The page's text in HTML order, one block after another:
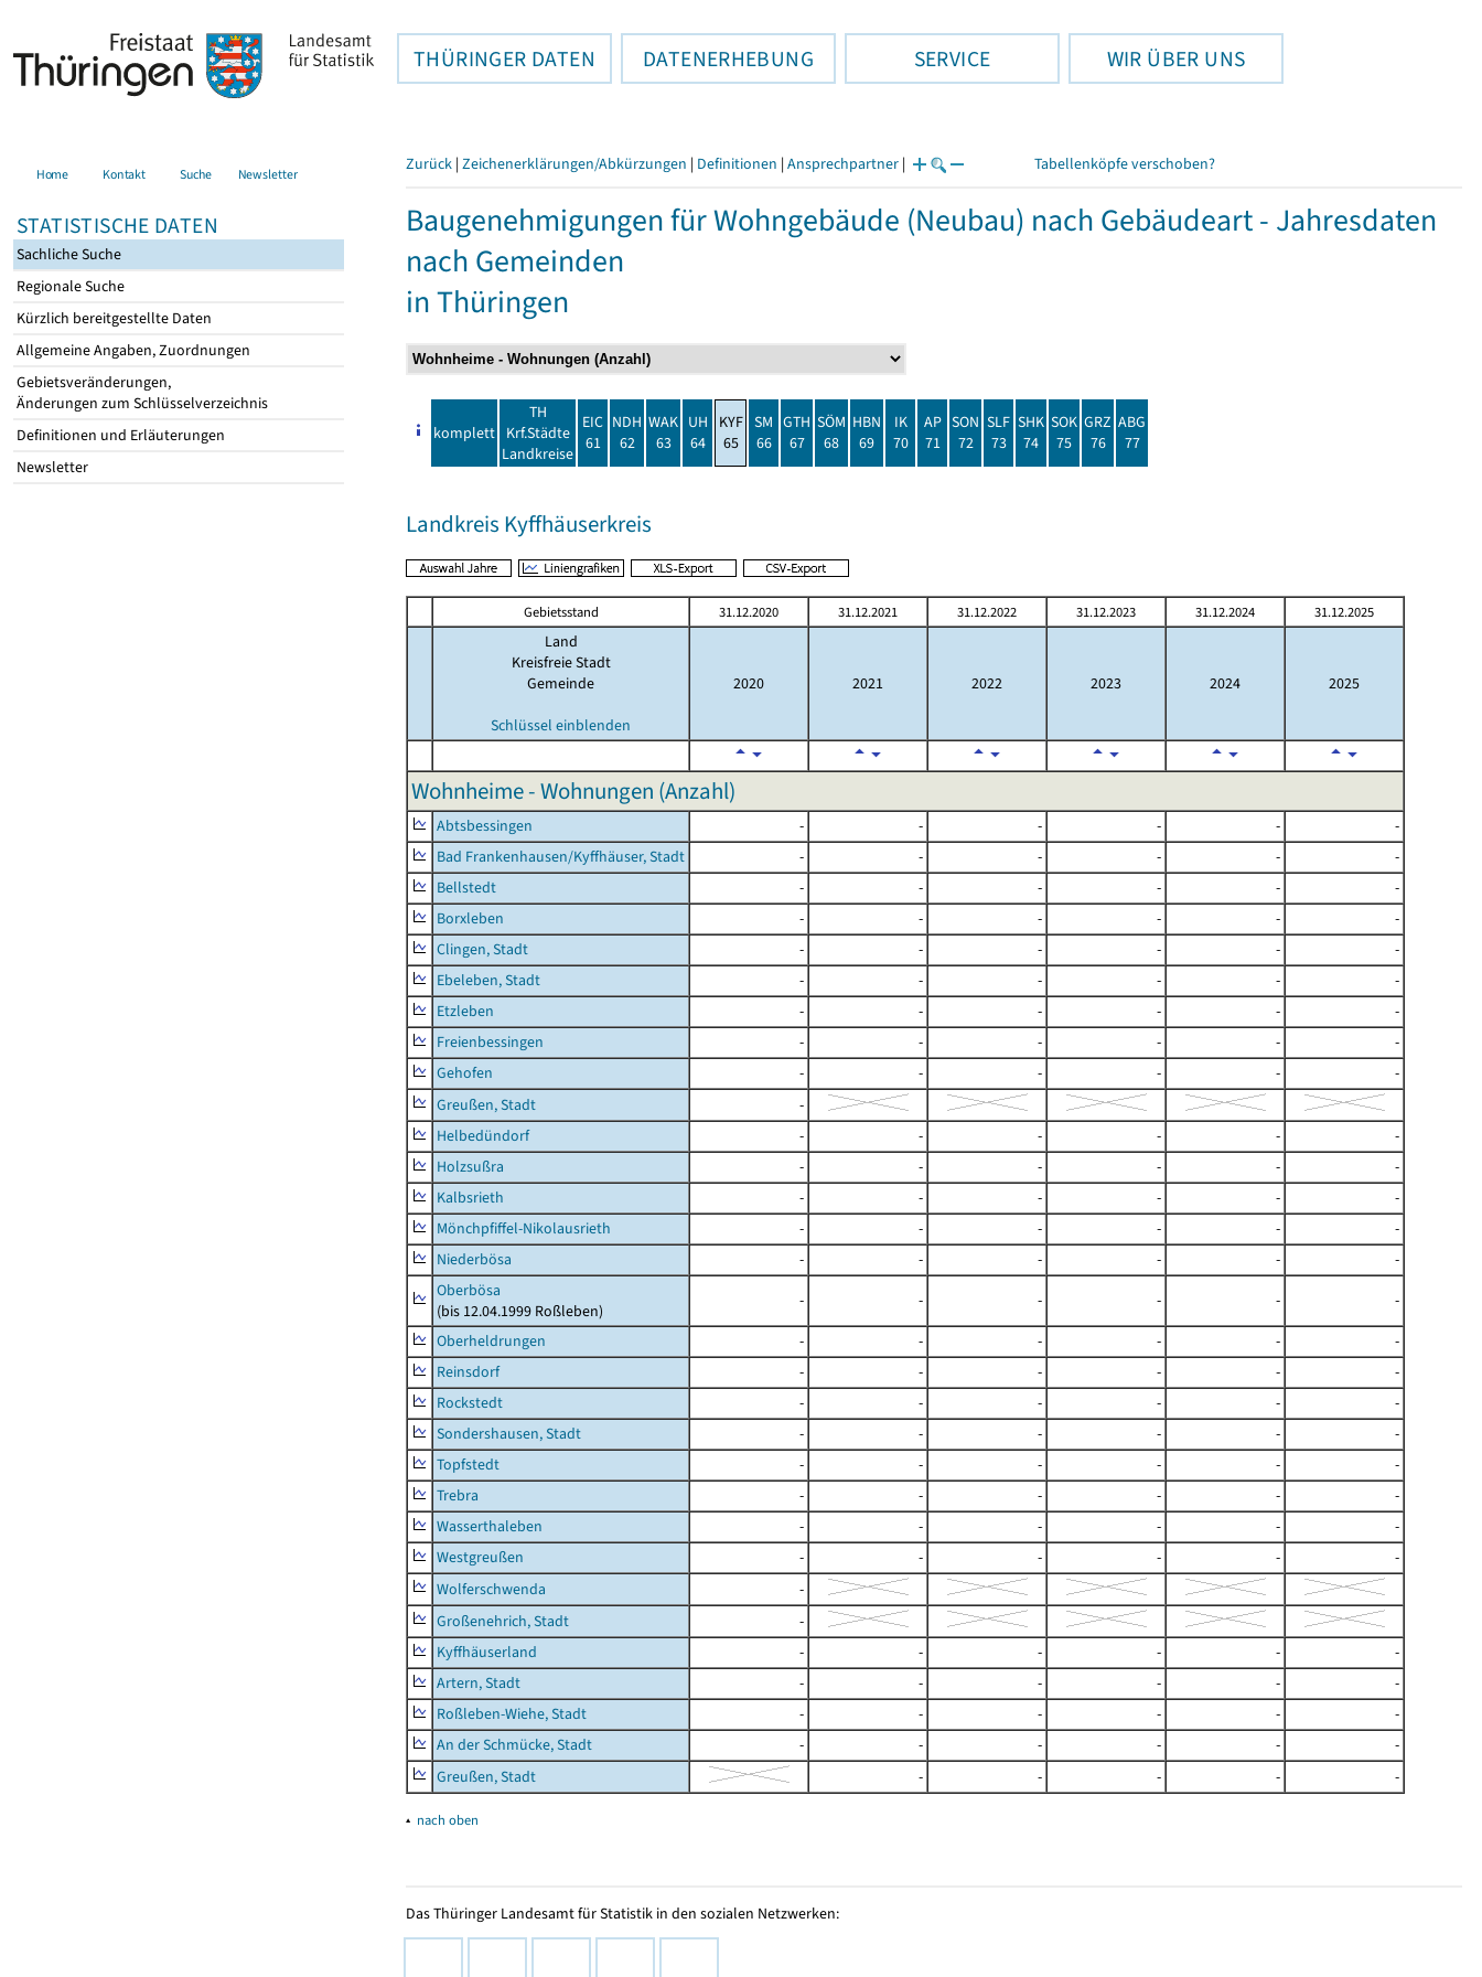
THÜRINGER DATEN DATENERHEBUNG SERVICE WIR ÜBER UNS
Home Kontakt Suche Newsletter
STATISTISCHE DATEN
Sachliche Suche
Regionale Suche
Kürzlich bereitgestellte Daten
Allgemeine Angaben, Zuordnungen
Gebietsveränderungen,
Änderungen zum Schlüsselverzeichnis
Definitionen und Erläuterungen
Newsletter
Zurück | Zeichenerklärungen/Abkürzungen | Definitionen | Ansprechpartner | Tabellenköpfe verschoben?
Baugenehmigungen für Wohngebäude (Neubau) nach Gebäudeart - Jahresdaten
nach Gemeinden
in Thüringen
komplett
TH
Krf.Städte
Landkreise
EIC
61
NDH
62
WAK
63
UH
64
KYF
65
SM
66
GTH
67
SÖM
68
HBN
69
IK
70
AP
71
SON
72
SLF
73
SHK
74
SOK
75
GRZ
76
ABG
77
Landkreis Kyffhäuserkreis
Gebietsstand 31.12.2020 31.12.2021 31.12.2022 31.12.2023 31.12.2024 31.12.2025
Land
Kreisfreie Stadt
Gemeinde
Schlüssel einblenden
2020 2021 2022 2023 2024 2025
Wohnheime - Wohnungen (Anzahl)
Abtsbessingen - - - - -
-
Bad Frankenhausen/Kyffhäuser, Stadt
- - - - -
-
Bellstedt
- - - - -
-
Borxleben
- - - - -
-
Clingen, Stadt
- - - - -
-
Ebeleben, Stadt
- - - - -
-
Etzleben
- - - - -
-
Freienbessingen
- - - - -
-
Gehofen
- - - - -
-
Greußen, Stadt
-
Helbedündorf
- - - - -
-
Holzsußra
- - - - -
-
Kalbsrieth
- - - - -
-
Mönchpfiffel-Nikolausrieth
- - - - -
-
Niederbösa
- - - - -
-
Oberbösa
(bis 12.04.1999 Roßleben)
- - - - -
-
Oberheldrungen
- - - - -
-
Reinsdorf
- - - - -
-
Rockstedt
- - - - -
-
Sondershausen, Stadt
- - - - -
-
Topfstedt
- - - - -
-
Trebra
- - - - -
-
Wasserthaleben
- - - - -
-
Westgreußen
- - - - -
-
Wolferschwenda
-
Großenehrich, Stadt
-
Kyffhäuserland
- - - - -
-
Artern, Stadt
- - - - -
-
Roßleben-Wiehe, Stadt
- - - - -
-
An der Schmücke, Stadt
- - - - -
-
Greußen, Stadt
- - - - -
▴ nach oben
Das Thüringer Landesamt für Statistik in den sozialen Netzwerken: